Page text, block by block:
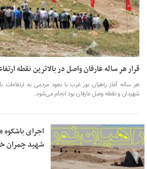
قرار هر ساله عارفان واصل در بالاترین نقطه
هر ساله آغاز راهیان نور غرب با بعود مردمی به ارتفاعات
شهیدان و نقطه وصل عارفان بود انجام می‌شود.
اجرای باشکوه
شهید چمران